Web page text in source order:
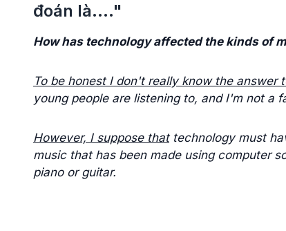
đoán là...."
How has technology affected the kinds of
To be honest I don't really know the answer
young people are listening to, and I'm not a
However, I suppose thattechnology must
music that has been made using computer
piano or guitar.